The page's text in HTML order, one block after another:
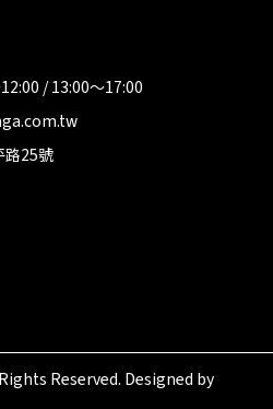
/ 13:00～17:00
路25號
Reserved. Designed by